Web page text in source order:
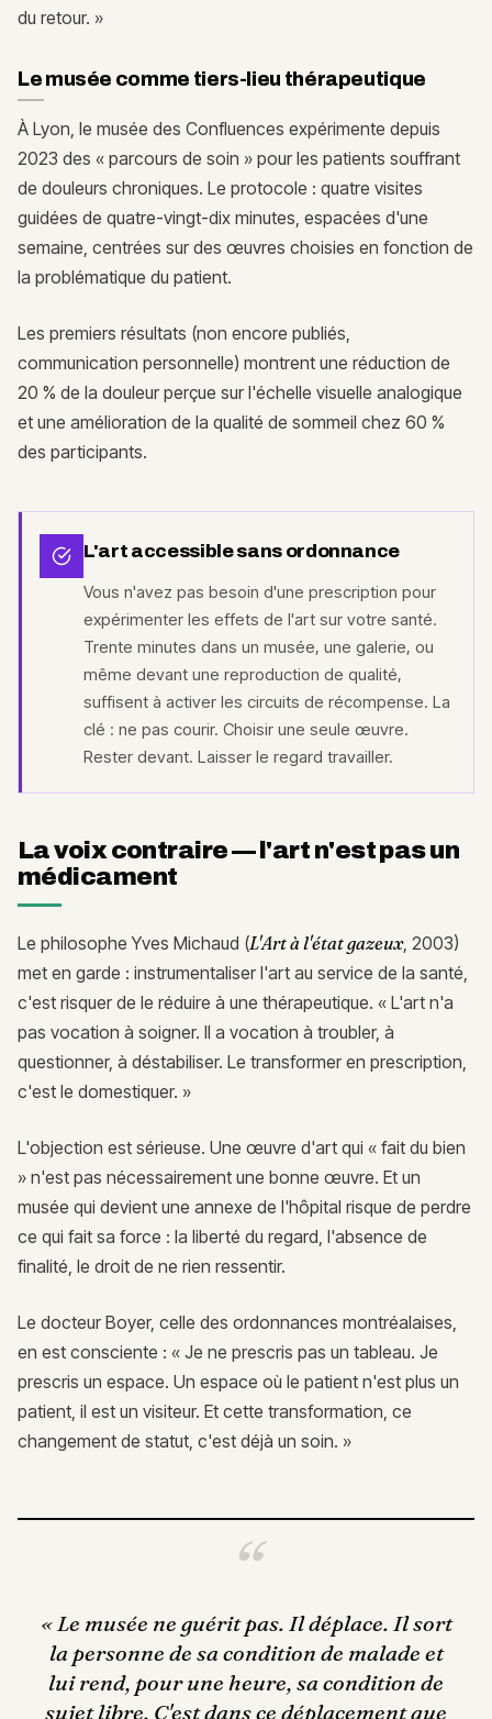
du retour. »
Le musée comme tiers-lieu thérapeutique
À Lyon, le musée des Confluences expérimente depuis
2023 des « parcours de soin » pour les patients souffrant
de douleurs chroniques. Le protocole : quatre visites
guidées de quatre-vingt-dix minutes, espacées d'une
semaine, centrées sur des œuvres choisies en fonction de
la problématique du patient.
Les premiers résultats (non encore publiés,
communication personnelle) montrent une réduction de
20 % de la douleur perçue sur l'échelle visuelle analogique
et une amélioration de la qualité de sommeil chez 60 %
des participants.
L'art accessible sans ordonnance
Vous n'avez pas besoin d'une prescription pour
expérimenter les effets de l'art sur votre santé.
Trente minutes dans un musée, une galerie, ou
même devant une reproduction de qualité,
suffisent à activer les circuits de récompense. La
clé : ne pas courir. Choisir une seule œuvre.
Rester devant. Laisser le regard travailler.
La voix contraire — l'art n'est pas un
médicament
Le philosophe Yves Michaud (L'Art à l'état gazeux, 2003)
met en garde : instrumentaliser l'art au service de la santé,
c'est risquer de le réduire à une thérapeutique. « L'art n'a
pas vocation à soigner. Il a vocation à troubler, à
questionner, à déstabiliser. Le transformer en prescription,
c'est le domestiquer. »
L'objection est sérieuse. Une œuvre d'art qui « fait du bien
» n'est pas nécessairement une bonne œuvre. Et un
musée qui devient une annexe de l'hôpital risque de perdre
ce qui fait sa force : la liberté du regard, l'absence de
finalité, le droit de ne rien ressentir.
Le docteur Boyer, celle des ordonnances montréalaises,
en est consciente : « Je ne prescris pas un tableau. Je
prescris un espace. Un espace où le patient n'est plus un
patient, il est un visiteur. Et cette transformation, ce
changement de statut, c'est déjà un soin. »
« Le musée ne guérit pas. Il déplace. Il sort
la personne de sa condition de malade et
lui rend, pour une heure, sa condition de
sujet libre. C'est dans ce déplacement que